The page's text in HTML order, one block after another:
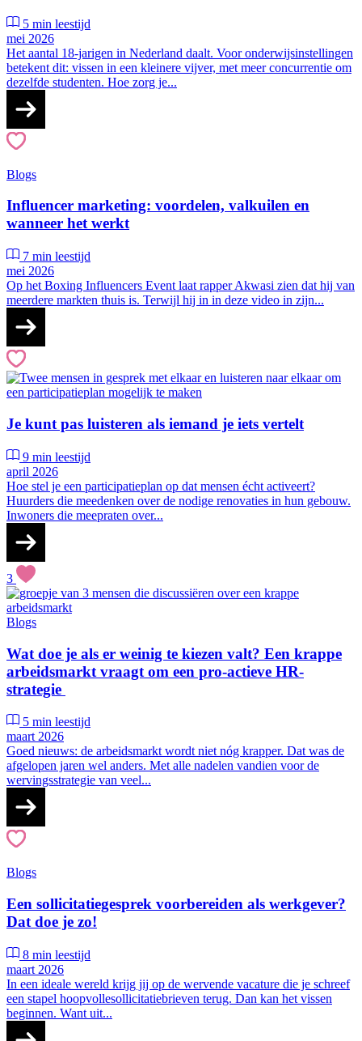
5 min leestijd
mei 2026
Het aantal 18-jarigen in Nederland daalt. Voor onderwijsinstellingen
betekent dit: vissen in een kleinere vijver, met meer concurrentie om
dezelfde studenten. Hoe zorg je...
Blogs
Influencer marketing: voordelen, valkuilen en
wanneer het werkt
7 min leestijd
mei 2026
Op het Boxing Influencers Event laat rapper Akwasi zien dat hij van
meerdere markten thuis is. Terwijl hij in in deze video in zijn...
Je kunt pas luisteren als iemand je iets vertelt
9 min leestijd
april 2026
Hoe stel je een participatieplan op dat mensen écht activeert?
Huurders die meedenken over de nodige renovaties in hun gebouw.
Inwoners die meepraten over...
3
Blogs
Wat doe je als er weinig te kiezen valt? Een krappe
arbeidsmarkt vraagt om een pro-actieve HR-
strategie
5 min leestijd
maart 2026
Goed nieuws: de arbeidsmarkt wordt niet nóg krapper. Dat was de
afgelopen jaren wel anders. Met alle nadelen vandien voor de
wervingsstrategie van veel...
Blogs
Een sollicitatiegesprek voorbereiden als werkgever?
Dat doe je zo!
8 min leestijd
maart 2026
In een ideale wereld krijg jij op de wervende vacature die je schreef
een stapel hoopvollesollicitatiebrieven terug. Dan kan het vissen
beginnen. Want uit...